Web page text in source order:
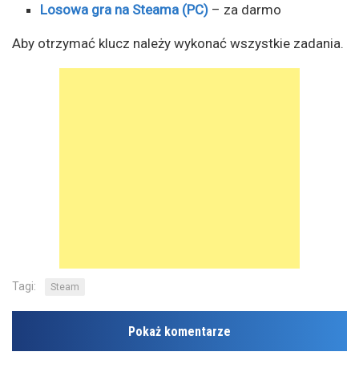
Losowa gra na Steama (PC) – za darmo
Aby otrzymać klucz należy wykonać wszystkie zadania.
Tagi: Steam
Pokaż komentarze